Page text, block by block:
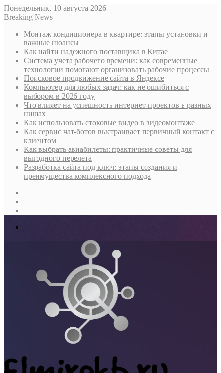
Понедельник, 10 августа 2026
Breaking News
Монтаж кондиционера в квартире: этапы установки и
важные нюансы
Как найти надежного поставщика в Китае
Система учета рабочего времени: как современные
технологии помогают организовать рабочие процессы
Поисковое продвижение сайта в Яндексе
Компьютер для любых задач: как не ошибиться с
выбором в 2026 году
Что влияет на успешность интернет-проектов в разных
нишах
Как использовать стоковые видео в видеомонтаже
Как сервис чат-ботов выстраивает первичный контакт с
клиентом
Как выбрать авиабилеты: практичные советы для
выгодного перелета
Разработка сайта под ключ: этапы создания и
преимущества комплексного подхода